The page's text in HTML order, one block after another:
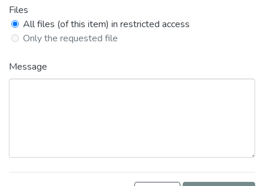
Files
All files (of this item) in restricted access
Only the requested file
Message